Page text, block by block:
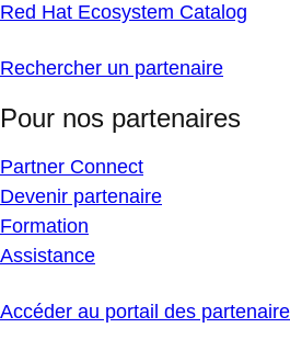
Red Hat Ecosystem Catalog
Rechercher un partenaire
Pour nos partenaires
Partner Connect
Devenir partenaire
Formation
Assistance
Accéder au portail des